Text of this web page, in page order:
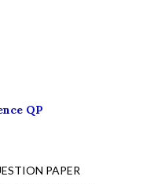
QP
PAPER